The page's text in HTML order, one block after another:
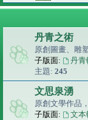
丹青之術
原創圖畫、雕
子版面:
丹青
主題: 245
文思泉湧
原創文學作品
子版面:
文本